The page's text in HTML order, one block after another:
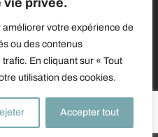
vie privée.
votre expérience de
ou des contenus
En cliquant sur « Tout
utilisation des cookies.
Accepter tout
à All Nail & Beauty